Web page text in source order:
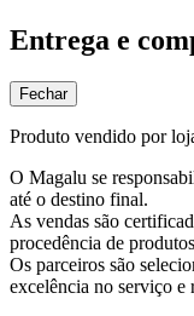
Entrega e
Fechar
Produto vendido por
O Magalu se
até o destino final.
As vendas são
procedência de
Os parceiros são
excelência no serviço e